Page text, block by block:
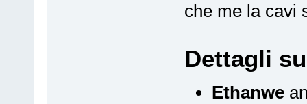
che me la cavi
Dettagli
Ethanwe